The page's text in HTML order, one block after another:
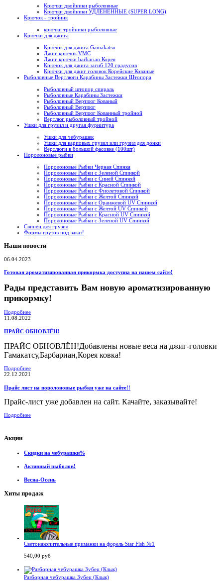
Крючки двойники рыболовные
Крючки двойники УДЛЕНЕННЫЕ (SUPER LONG)
Крючок - тройник
крючки тройники рыболовные
Крючки для джига
Крючок для джига Gamakatsu
Джиг крючок VMC
Джиг крючки barbarian Корея
Крючок для джига загиб 120 градусов
Крючки для джиг головок Корейские Кованые
Рыболовные Вертлюги Карабины Застежки Штопора
Рыболовный штопор спираль
Рыболовные Карабины Застежки
Рыболовный Вертлюг Кованый
Рыболовный Вертлюг
Рыболовный Вертлюг Кованный тройной
Вертлюг рыболовный тройной
Ушки для грузил и другая фурнитура
Ушки для чебурашек
Ушки для карповых грузил или грузил для донки
Вертлюги в большой фасовке (100шт)
Поролоновые рыбки
Поролоновые Рыбки Черная Спинка
Поролоновые Рыбки с Зеленой Спинкой
Поролоновые Рыбки с Синей Спинкой
Поролоновые Рыбки с Красной Спинкой
Поролоновые Рыбки с Фиолетовой Спинкой
Поролоновые Рыбки с Желтой Спинкой
Поролоновые Рыбки с Оранжевой UV Спинкой
Поролоновые Рыбки с Желтой UV Спинкой
Поролоновые Рыбки с Красной UV Спинкой
Поролоновые Рыбки с Зеленой UV Спинкой
Свинец для грузил
Формы грузов под заказ!
Наши новости
06.04.2023
Готовая ароматизированная прикормка доступна на нашем сайте!
Рады представить Вам новую ароматизированную
прикормку!
Подробнее
11.08.2022
ПРАЙС ОБНОВЛЁН!
ПРАЙС ОБНОВЛЁН!Добавлены новые веса на джиг-головки
Гамакатсу,Барбариан,Корея ковка!
Подробнее
22.12.2021
Прайс лист на поролоновые рыбки уже на сайте!!
Прайс-лист уже добавлен на сайт. Качайте, заказывайте!
Подробнее
Акции
Скидки на чебурашки%
Активный рыболов!
Весна-Осень
Хиты продаж
Светонакопительные приманки на форель Star Fish №1
540,00 руб
Разборная чебурашка Зубец (Клык)